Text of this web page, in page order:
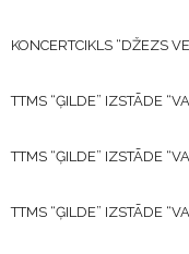
KONCERTCIKLS “DŽEZS
TTMS “ĢILDE” IZSTĀDE
TTMS “ĢILDE” IZSTĀDE
TTMS “ĢILDE” IZSTĀDE